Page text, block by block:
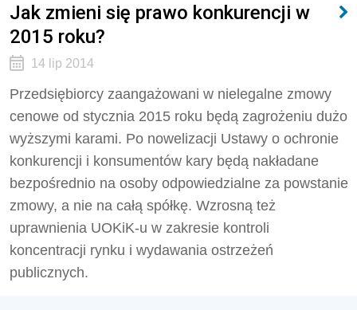
Jak zmieni się prawo konkurencji w
2015 roku?
14 lip 2014
Przedsiębiorcy zaangażowani w nielegalne zmowy
cenowe od stycznia 2015 roku będą zagrożeniu dużo
wyższymi karami. Po nowelizacji Ustawy o ochronie
konkurencji i konsumentów kary będą nakładane
bezpośrednio na osoby odpowiedzialne za powstanie
zmowy, a nie na całą spółkę. Wzrosną też
uprawnienia UOKiK-u w zakresie kontroli
koncentracji rynku i wydawania ostrzeżeń
publicznych.